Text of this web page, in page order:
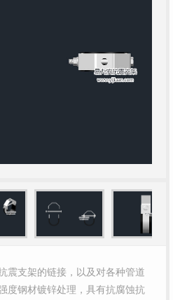
震支架的链接，以及对各种管道
度钢材镀锌处理，具有抗腐蚀抗